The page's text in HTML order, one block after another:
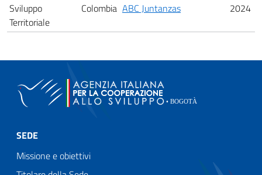
Sviluppo
Territoriale
Colombia ABC Juntanzas 2024
SEDE
Missione e obiettivi